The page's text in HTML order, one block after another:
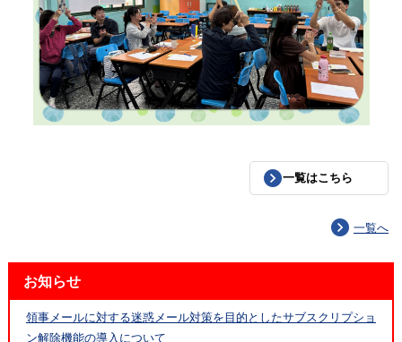
一覧はこちら
一覧へ
お知らせ
領事メールに対する迷惑メール対策を目的としたサブスクリプショ
ン解除機能の導入について